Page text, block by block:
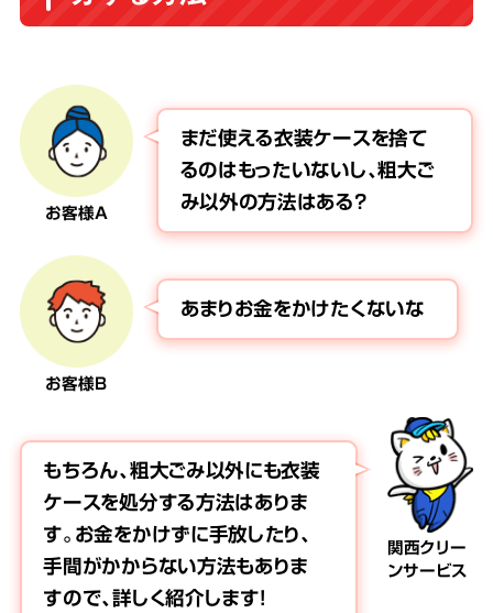
お客様A
まだ使える衣装ケースを捨て
るのはもったいないし、粗大ご
み以外の方法はある？
お客様B
あまりお金をかけたくないな
関西クリー
ンサービス
もちろん、粗大ごみ以外にも衣装
ケースを処分する方法はありま
す。お金をかけずに手放したり、
手間がかからない方法もありま
すので、詳しく紹介します！